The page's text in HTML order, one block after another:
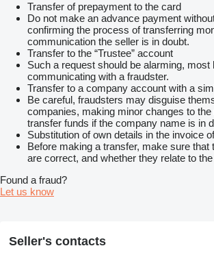
Transfer of prepayment to the card
Do not make an advance payment
confirming the process of transferring
communication the seller is in doubt.
Transfer to the “Trustee” account
Such a request should be alarming, most
communicating with a fraudster.
Transfer to a company account with a
Be careful, fraudsters may disguise
companies, making minor changes to
transfer funds if the company name is in
Substitution of own details in the invoice
Before making a transfer, make sure that
are correct, and whether they relate to
Found a fraud?
Let us know
Seller's contacts